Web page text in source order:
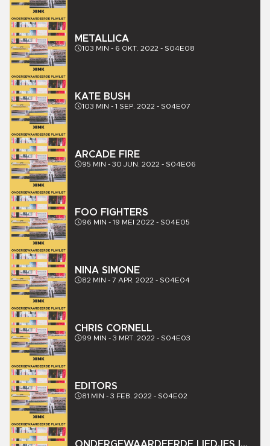
METALLICA
103 MIN - 6 OKT. 2022 - S04E08
KATE BUSH
103 MIN - 1 SEP. 2022 - S04E07
ARCADE FIRE
95 MIN - 30 JUN. 2022 - S04E06
FOO FIGHTERS
96 MIN - 19 MEI 2022 - S04E05
NINA SIMONE
82 MIN - 7 APR. 2022 - S04E04
CHRIS CORNELL
99 MIN - 3 MRT. 2022 - S04E03
EDITORS
81 MIN - 3 FEB. 2022 - S04E02